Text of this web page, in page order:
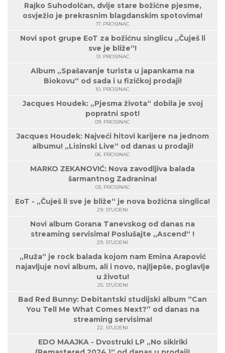
Rajko Suhodolčan, dvije stare božićne pjesme,
osvježio je prekrasnim blagdanskim spotovima!
17. PROSINAC
Novi spot grupe EoT za božićnu singlicu „Čuješ li
sve je bliže“!
13. PROSINAC
Album „Spašavanje turista u japankama na
Biokovu“ od sada i u fizičkoj prodaji!
10. PROSINAC
Jacques Houdek: „Pjesma života“ dobila je svoj
popratni spot!
09. PROSINAC
Jacques Houdek: Najveći hitovi karijere na jednom
albumu! „Lisinski Live“ od danas u prodaji!
06. PROSINAC
MARKO ZEKANOVIĆ: Nova zavodljiva balada
šarmantnog Zadranina!
03. PROSINAC
EoT - „Čuješ li sve je bliže“ je nova božićna singlica!
29. STUDENI
Novi album Gorana Tanevskog od danas na
streaming servisima! Poslušajte „Ascend“ !
29. STUDENI
„Ruža“ je rock balada kojom nam Emina Arapović
najavljuje novi album, ali i novo, najljepše, poglavlje
u životu!
25. STUDENI
Bad Red Bunny: Debitantski studijski album “Can
You Tell Me What Comes Next?” od danas na
streaming servisima!
22. STUDENI
EDO MAAJKA - Dvostruki LP „No sikiriki